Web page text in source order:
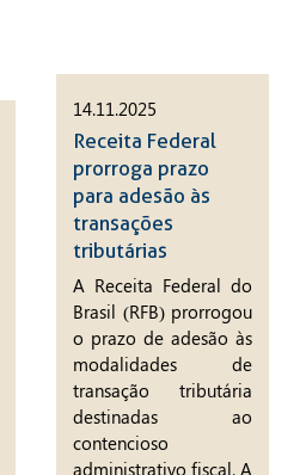
14.11.2025
Receita Federal
prorroga prazo
para adesão às
transações
tributárias
A Receita Federal do
Brasil (RFB) prorrogou
o prazo de adesão às
modalidades de
transação tributária
destinadas ao
contencioso
administrativo fiscal. A